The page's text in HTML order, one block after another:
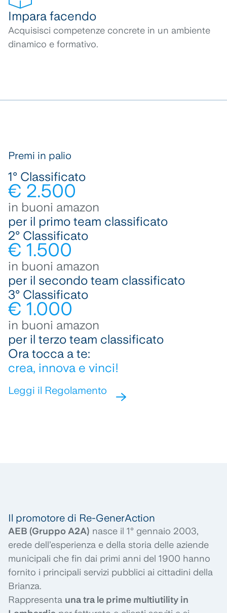
Impara facendo
Acquisisci competenze concrete in un ambiente
dinamico e formativo.
Premi in palio
1° Classificato
€ 2.500
in buoni amazon
per il primo team classificato
2° Classificato
€ 1.500
in buoni amazon
per il secondo team classificato
3° Classificato
€ 1.000
in buoni amazon
per il terzo team classificato
Ora tocca a te:
crea, innova e vinci!
Leggi il Regolamento
Il promotore di Re-GenerAction
AEB (Gruppo A2A) nasce il 1° gennaio 2003,
erede dell’esperienza e della storia delle aziende
municipali che fin dai primi anni del 1900 hanno
fornito i principali servizi pubblici ai cittadini della
Brianza.
Rappresenta una tra le prime multiutility in